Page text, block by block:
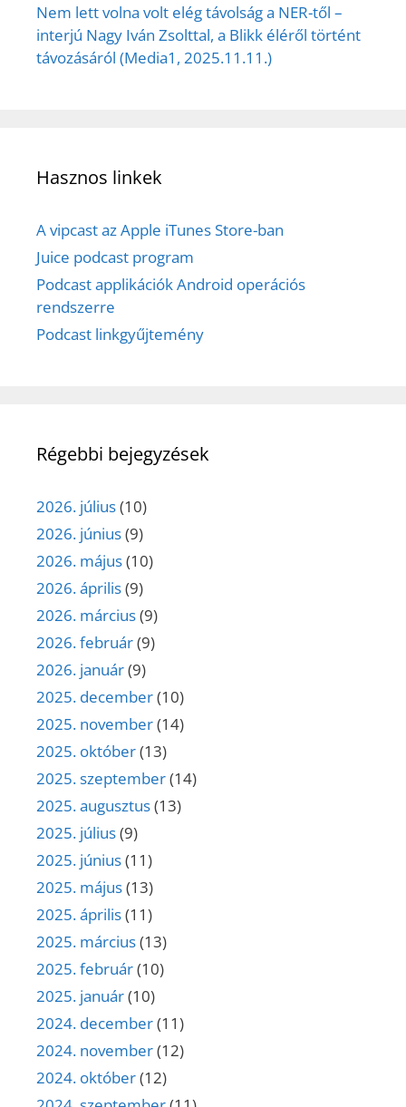
Nem lett volna volt elég távolság a NER-től –
interjú Nagy Iván Zsolttal, a Blikk éléről történt
távozásáról (Media1, 2025.11.11.)
Hasznos linkek
A vipcast az Apple iTunes Store-ban
Juice podcast program
Podcast applikációk Android operációs
rendszerre
Podcast linkgyűjtemény
Régebbi bejegyzések
2026. július(10)
2026. június(9)
2026. május(10)
2026. április(9)
2026. március(9)
2026. február(9)
2026. január(9)
2025. december(10)
2025. november(14)
2025. október(13)
2025. szeptember(14)
2025. augusztus(13)
2025. július(9)
2025. június(11)
2025. május(13)
2025. április(11)
2025. március(13)
2025. február(10)
2025. január(10)
2024. december(11)
2024. november(12)
2024. október(12)